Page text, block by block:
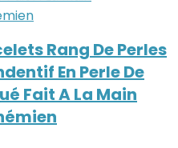
Rang De Perles
En Perle De
Fait A La Main